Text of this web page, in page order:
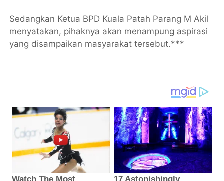
Sedangkan Ketua BPD Kuala Patah Parang M Akil
menyatakan, pihaknya akan menampung aspirasi
yang disampaikan masyarakat tersebut.***